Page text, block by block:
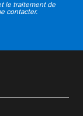
le traitement de
contacter.